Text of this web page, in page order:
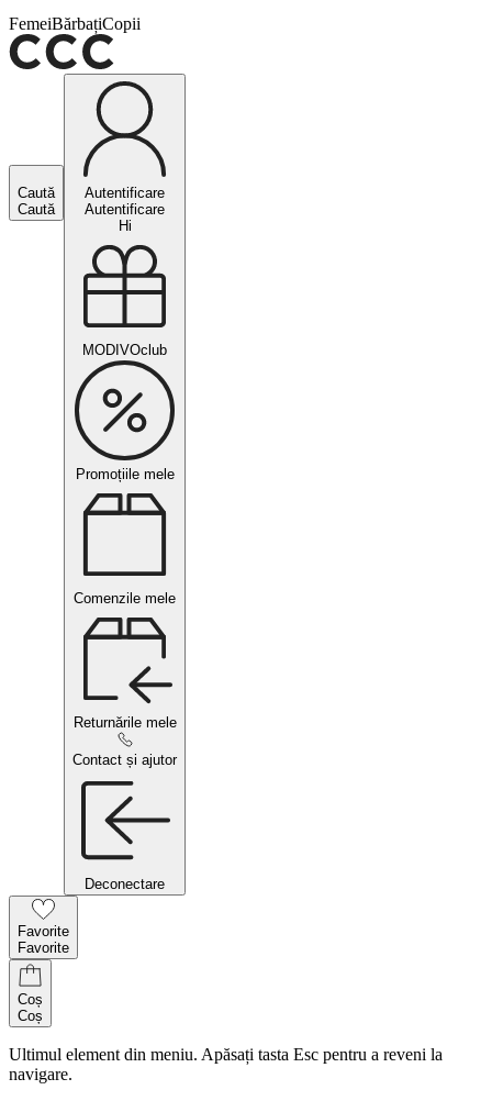
FemeiBărbațiCopii
Caută
Caută
Autentificare
Autentificare
Hi
MODIVOclub
Promoțiile mele
Comenzile mele
Returnările mele
Contact și ajutor
Deconectare
Favorite
Favorite
Coș
Coș
Ultimul element din meniu. Apăsați tasta Esc pentru a reveni la
navigare.